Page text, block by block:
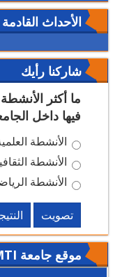
الأحداث القادمة
شاركنا رأيك
ما أكثر
فيها داخل
الأنشطة
الأنشطة
الأنشطة
تصويت
موقع جامعة MTI